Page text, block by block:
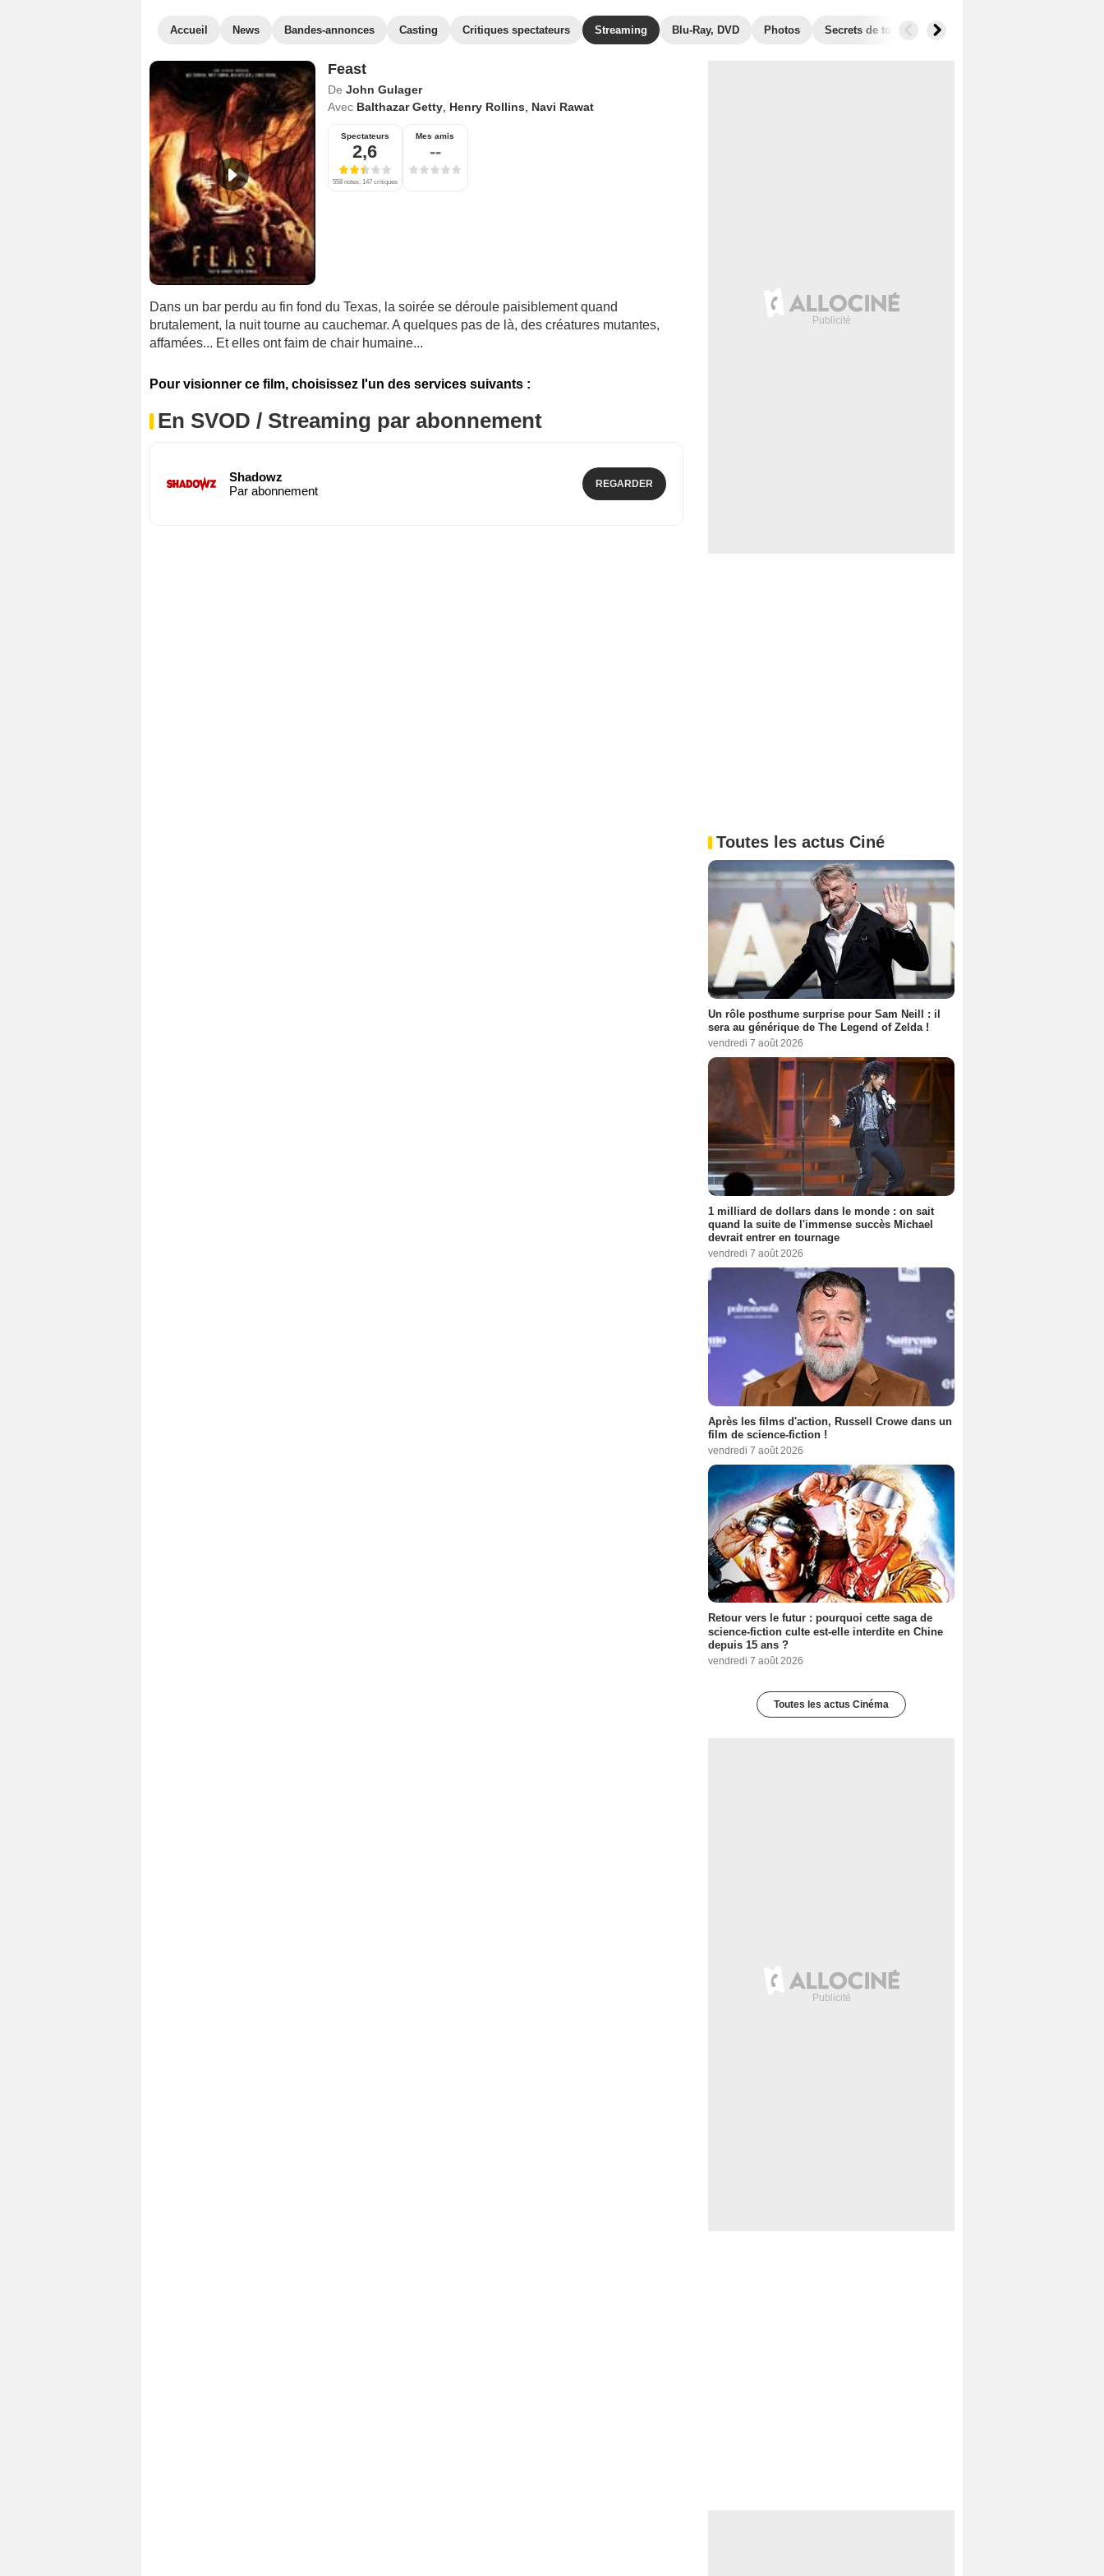
Accueil News Bandes-annonces Casting Critiques spectateurs Streaming Blu-Ray, DVD Photos Secrets de tournage
Feast
De John Gulager
Avec Balthazar Getty, Henry Rollins Navi Rawat
Spectateurs
2,6
558 notes, 147 critiques
Mes amis
--
Dans un bar perdu au fin fond du Texas, la soirée se déroule paisiblement quand
brutalement, la nuit tourne au cauchemar. A quelques pas de là, des créatures mutantes,
affamées... Et elles ont faim de chair humaine...
Pour visionner ce film, choisissez l'un des services suivants :
En SVOD / Streaming par abonnement
Shadowz
Par abonnement
REGARDER
Toutes les actus Ciné
Un rôle posthume surprise pour Sam Neill : il
sera au générique de The Legend of Zelda !
vendredi 7 août 2026
1 milliard de dollars dans le monde : on sait
quand la suite de l'immense succès Michael
devrait entrer en tournage
vendredi 7 août 2026
Après les films d'action, Russell Crowe dans un
film de science-fiction !
vendredi 7 août 2026
Retour vers le futur : pourquoi cette saga de
science-fiction culte est-elle interdite en Chine
depuis 15 ans ?
vendredi 7 août 2026
Toutes les actus Cinéma